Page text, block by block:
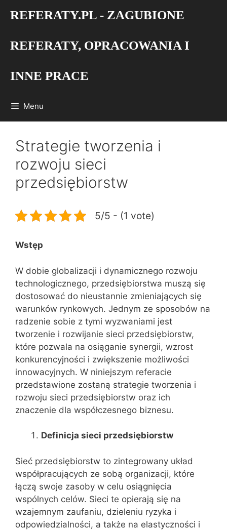
REFERATY.PL - ZAGUBIONE
REFERATY, OPRACOWANIA I
INNE PRACE
Menu
Strategie tworzenia i
rozwoju sieci
przedsiębiorstw
5/5 - (1 vote)
Wstęp
W dobie globalizacji i dynamicznego rozwoju
technologicznego, przedsiębiorstwa muszą się
dostosować do nieustannie zmieniających się
warunków rynkowych. Jednym ze sposobów na
radzenie sobie z tymi wyzwaniami jest
tworzenie i rozwijanie sieci przedsiębiorstw,
które pozwala na osiąganie synergii, wzrost
konkurencyjności i zwiększenie możliwości
innowacyjnych. W niniejszym referacie
przedstawione zostaną strategie tworzenia i
rozwoju sieci przedsiębiorstw oraz ich
znaczenie dla współczesnego biznesu.
Definicja sieci przedsiębiorstw
Sieć przedsiębiorstw to zintegrowany układ
współpracujących ze sobą organizacji, które
łączą swoje zasoby w celu osiągnięcia
wspólnych celów. Sieci te opierają się na
wzajemnym zaufaniu, dzieleniu ryzyka i
odpowiedzialności, a także na elastyczności i